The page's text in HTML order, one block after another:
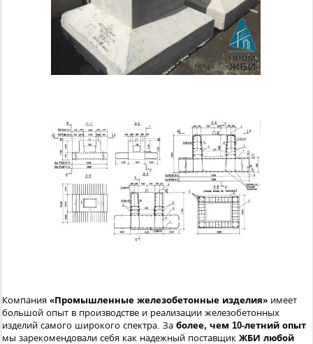
Компания «Промышленные железобетонные изделия» имеет
большой опыт в производстве и реализации железобетонных
изделий самого широкого спектра. За более, чем 10-летний опыт
мы зарекомендовали себя как надежный поставщик ЖБИ любой